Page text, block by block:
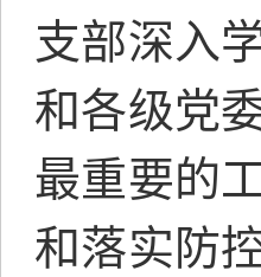
支部深入
和各级党
最重要的
和落实防